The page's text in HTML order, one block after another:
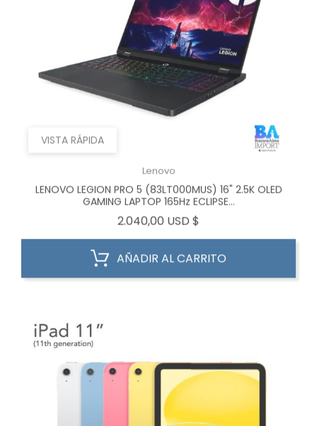
VISTA RÁPIDA
Lenovo
LENOVO LEGION PRO 5 (83LT000MUS) 16" 2.5K OLED
GAMING LAPTOP 165Hz ECLIPSE...
2.040,00 USD $
AÑADIR AL CARRITO